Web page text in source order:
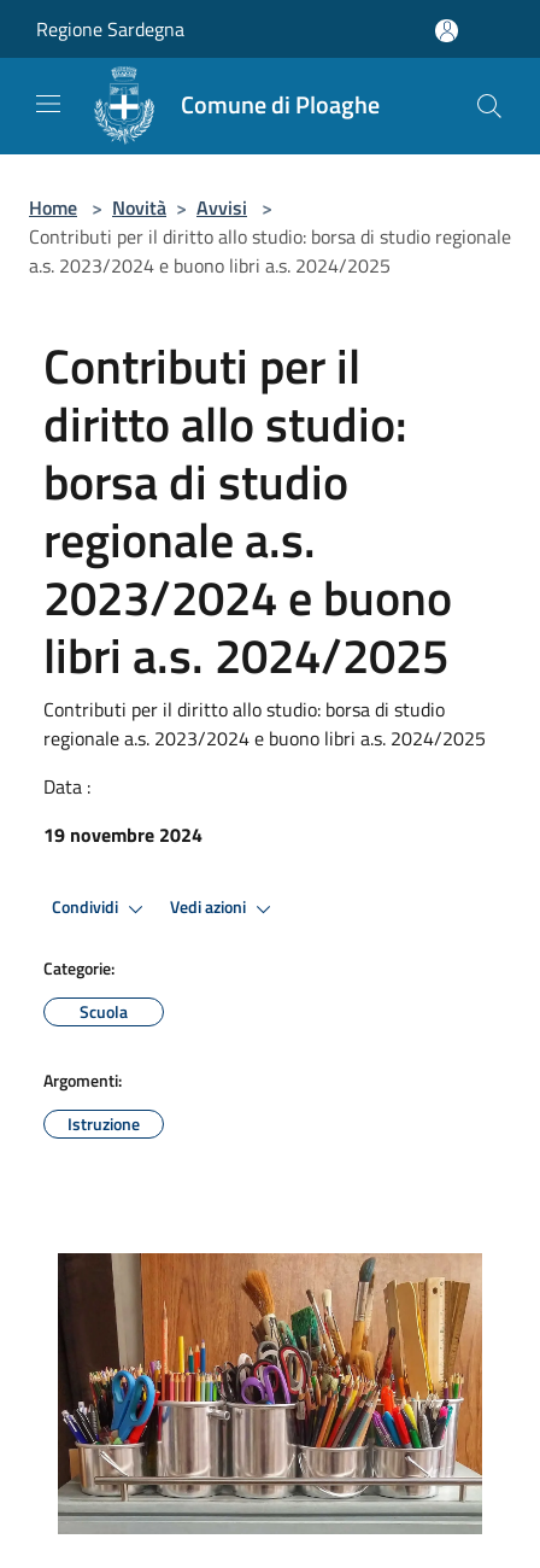
Regione Sardegna
Comune di Ploaghe
Home > Novità > Avvisi >
Contributi per il diritto allo studio: borsa di studio regionale
a.s. 2023/2024 e buono libri a.s. 2024/2025
Contributi per il
diritto allo studio:
borsa di studio
regionale a.s.
2023/2024 e buono
libri a.s. 2024/2025
Contributi per il diritto allo studio: borsa di studio
regionale a.s. 2023/2024 e buono libri a.s. 2024/2025
Data :
19 novembre 2024
Condividi Vedi azioni
Categorie:
Scuola
Argomenti:
Istruzione